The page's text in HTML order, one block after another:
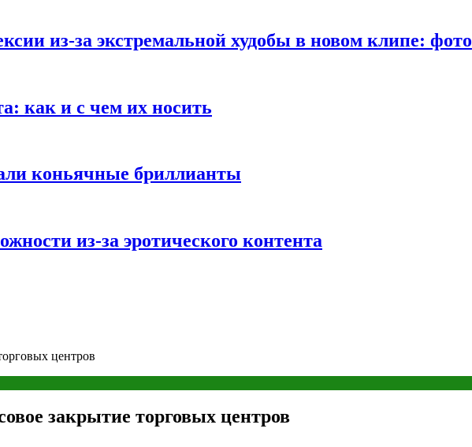
из-за экстремальной худобы в новом клипе: фото
как и с чем их носить
коньячные бриллианты
из-за эротического контента
центров
закрытие торговых центров